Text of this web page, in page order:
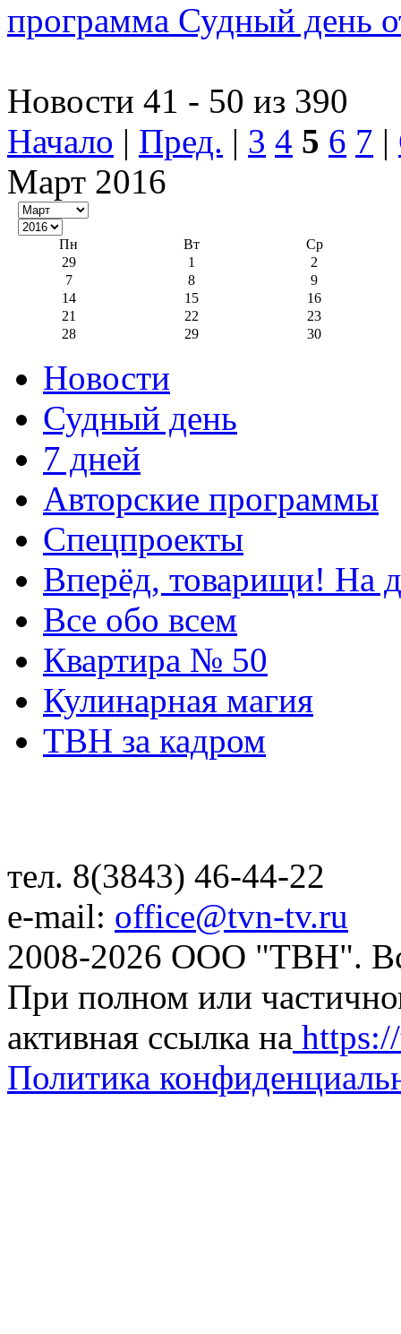
программа Судный день
Новости 41 - 50 из 390
Начало | Пред. | 3 4 5 6 7 |
Март 2016
Пн Вт
Ср
29
1
2
7
8
9
14
15
16
21
22
23
28
29 30
Новости
Судный день
7 дней
Авторские программы
Спецпроекты
Вперёд, товарищи! На
Все обо всем
Квартира № 50
Кулинарная магия
ТВН за кадром
тел. 8(3843) 46-44-22
e-mail: office@tvn-tv.ru
2008-2026 ООО "ТВН".
При полном или
активная ссылка на
Политика